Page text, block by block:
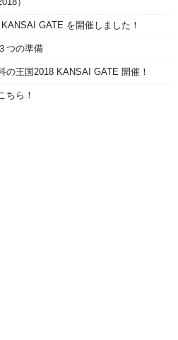
GATE を開催しました！
つの準備
の王国2018 KANSAI GATE 開催！
ちら！